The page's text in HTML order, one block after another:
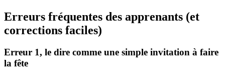
Erreurs fréquentes des apprenants (et
corrections faciles)
Erreur 1, le dire comme une simple invitation à faire
la fête